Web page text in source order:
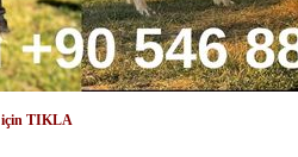
için TIKLA